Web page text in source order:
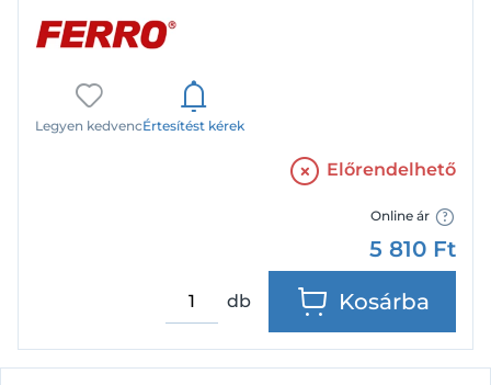
Legyen kedvencÉrtesítést kérek
Előrendelhető
Online ár
5 810 Ft
db Kosárba